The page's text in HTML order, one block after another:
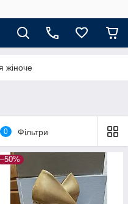
жіноче
0 Фільтри
–50%